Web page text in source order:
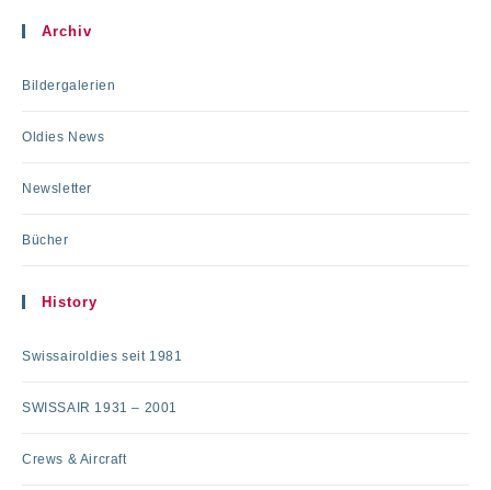
Archiv
Bildergalerien
Oldies News
Newsletter
Bücher
History
Swissairoldies seit 1981
SWISSAIR 1931 – 2001
Crews & Aircraft